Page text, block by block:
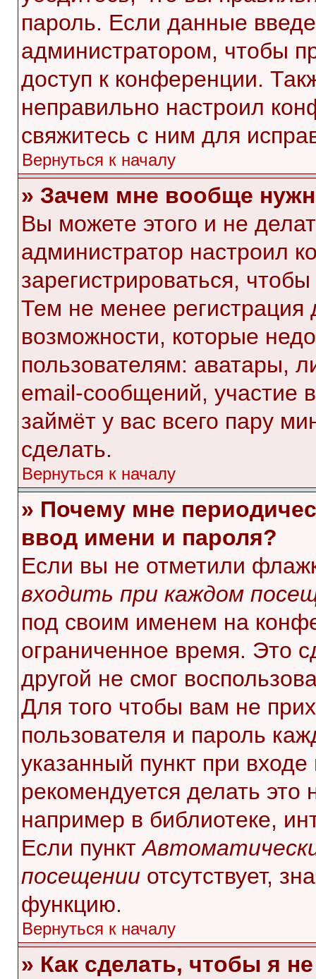
пароль. Если данные
администратором, чтобы
доступ к конференции.
неправильно настроил
свяжитесь с ним для
Вернуться к началу
» Зачем мне вообще
Вы можете этого и не
администратор настроил
зарегистрироваться,
Тем не менее
возможности, которые
пользователям: аватары,
email-сообщений, участие
займёт у вас всего пару
сделать.
Вернуться к началу
» Почему мне
ввод имени и пароля?
Если вы не отметили
входить при каждом
под своим именем на
ограниченное время. Это
другой не смог
Для того чтобы вам не
пользователя и пароль
указанный пункт при
рекомендуется делать
например в библиотеке,
Если пункт
посещении отсутствует,
функцию.
Вернуться к началу
» Как сделать, чтобы я